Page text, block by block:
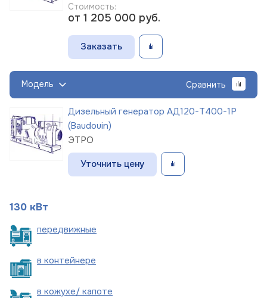
Стоимость:
от 1 205 000 руб.
Заказать
Модель Сравнить
Дизельный генератор АД120-Т400-1Р
(Baudouin)
ЭТРО
Уточнить цену
130 кВт
передвижные
в контейнере
в кожухе/ капоте